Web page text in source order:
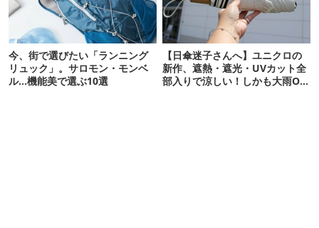
今、街で選びたい「ランニング
リュック」。サロモン・モンベ
ル…機能美で選ぶ10選
【日傘迷子さんへ】ユニクロの
新作、遮熱・遮光・UVカット全
部入りで涼しい！しかも大雨OK